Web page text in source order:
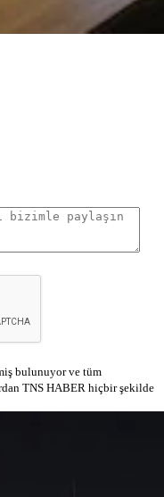
bulunuyor ve tüm
TNS HABER hiçbir şekilde